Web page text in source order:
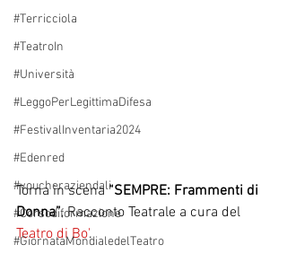
#Terricciola
#TeatroIn
#Università
#LeggoPerLegittimaDifesa
#FestivalInventaria2024
#Edenred
#voucheraziendali
#Corsodiformazione
#GiornataMondialedelTeatro
Torna in scena “SEMPRE: Frammenti di
Donna”, Racconto Teatrale a cura del
Teatro di Bo'.